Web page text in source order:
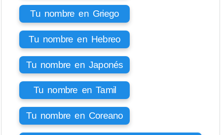
Tu nombre en Griego
Tu nombre en Hebreo
Tu nombre en Japonés
Tu nombre en Tamil
Tu nombre en Coreano